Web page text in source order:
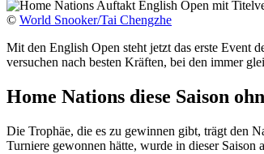
© World Snooker/Tai Chengzhe
Mit den English Open steht jetzt das erste Event
versuchen nach besten Kräften, bei den immer
Home Nations diese Saison
Die Trophäe, die es zu gewinnen gibt, trägt den
Turniere gewonnen hätte, wurde in dieser Saison